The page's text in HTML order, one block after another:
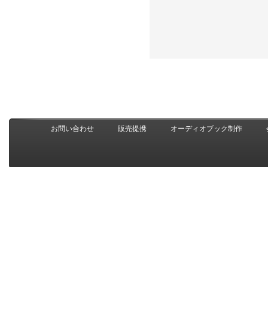
お問い合わせ 販売提携 オーディオブック制作